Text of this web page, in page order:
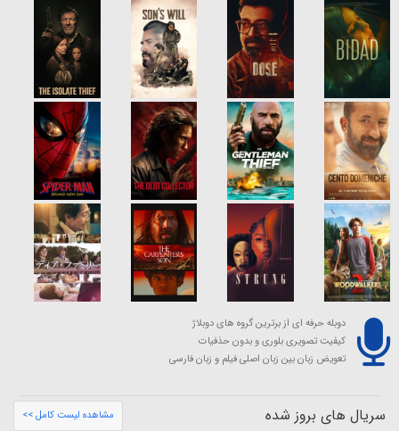
دوبله حرفه ای از برترین گروه های دوبلاژ
کیفیت تصویری بلوری و بدون حذفیات
تعویض زبان بین زبان اصلی فیلم و زبان فارسی
سریال های بروز شده مشاهده لیست کامل >>